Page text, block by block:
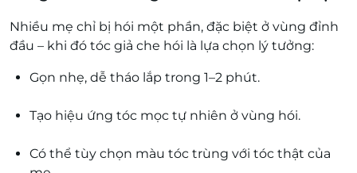
Nhiều mẹ chỉ bị hói một phần, đặc biệt ở vùng đỉnh
đầu – khi đó tóc giả che hói là lựa chọn lý tưởng:
Gọn nhẹ, dễ tháo lắp trong 1–2 phút.
Tạo hiệu ứng tóc mọc tự nhiên ở vùng hói.
Có thể tùy chọn màu tóc trùng với tóc thật của